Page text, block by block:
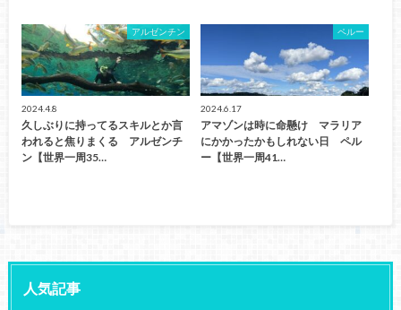
アルゼンチン
2024.4.8
久しぶりに持ってるスキルとか言
われると焦りまくる アルゼンチ
ン【世界一周35…
ペルー
2024.6.17
アマゾンは時に命懸け マラリア
にかかったかもしれない日 ペル
ー【世界一周41…
人気記事